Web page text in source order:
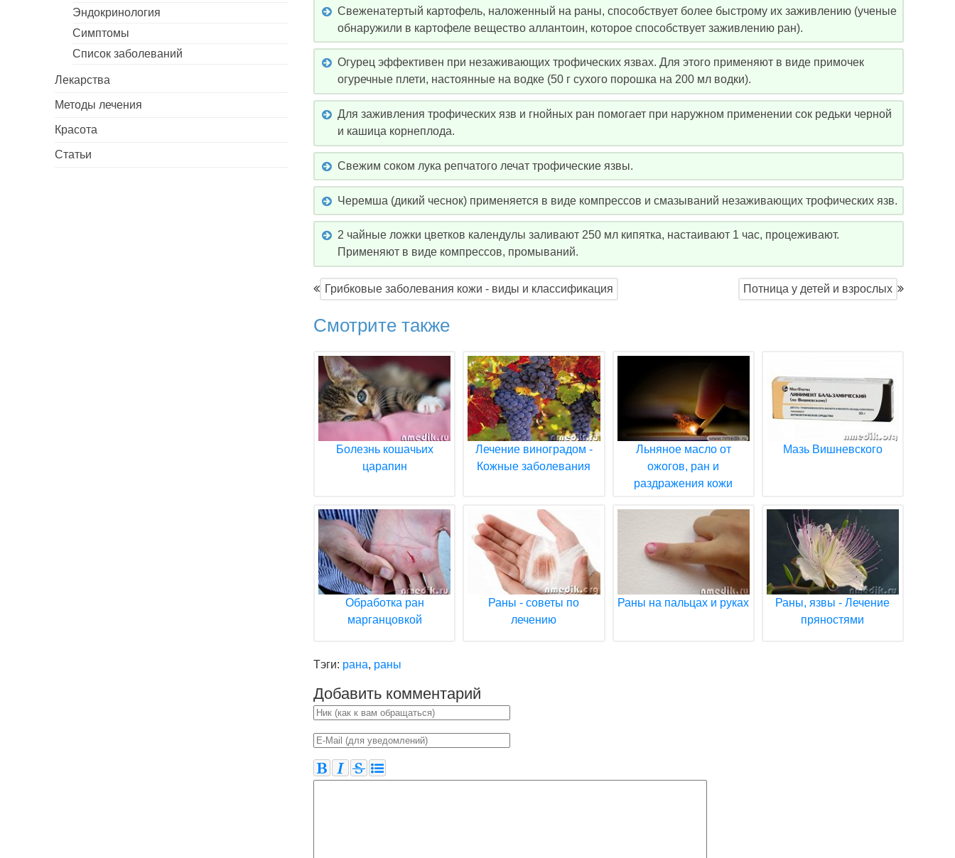
Свеженатертый картофель, наложенный на раны, способствует более быстрому их заживлению (ученые
обнаружили в картофеле вещество аллантоин, которое способствует заживлению ран).
Огурец эффективен при незаживающих трофических язвах. Для этого применяют в виде примочек
огуречные плети, настоянные на водке (50 г сухого порошка на 200 мл водки).
Для заживления трофических язв и гнойных ран помогает при наружном применении сок редьки черной
и кашица корнеплода.
Свежим соком лука репчатого лечат трофические язвы.
Черемша (дикий чеснок) применяется в виде компрессов и смазываний незаживающих трофических язв.
2 чайные ложки цветков календулы заливают 250 мл кипятка, настаивают 1 час, процеживают.
Применяют в виде компрессов, промываний.
Грибковые заболевания кожи - виды и классификация Потница у детей и взрослых
Смотрите также
Болезнь кошачьих
царапин
Лечение виноградом -
Кожные заболевания
Льняное масло от
ожогов, ран и
раздражения кожи
Мазь Вишневского
Обработка ран
марганцовкой
Раны - советы по
лечению
Раны на пальцах и руках
Раны, язвы - Лечение
пряностями
Тэги: рана, раны
Добавить комментарий
Эндокринология
Симптомы
Список заболеваний
Лекарства
Методы лечения
Красота
Статьи